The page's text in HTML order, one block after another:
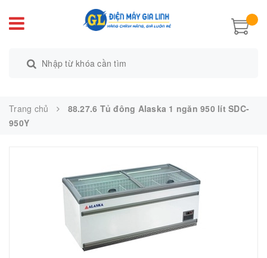
Trang chủ
88.27.6 Tủ đông Alaska 1 ngăn 950 lít SDC-
950Y